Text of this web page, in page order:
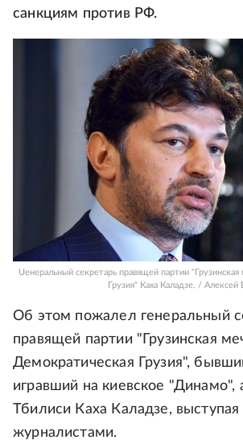
санкциям против РФ.
Uенеральный секретарь правящей партии
Грузия" Каха Каладзе. /
Об этом пожалел генеральный
правящей партии "Грузинская
Демократическая Грузия",
игравший на киевское "Динамо",
Тбилиси Каха Каладзе,
журналистами.